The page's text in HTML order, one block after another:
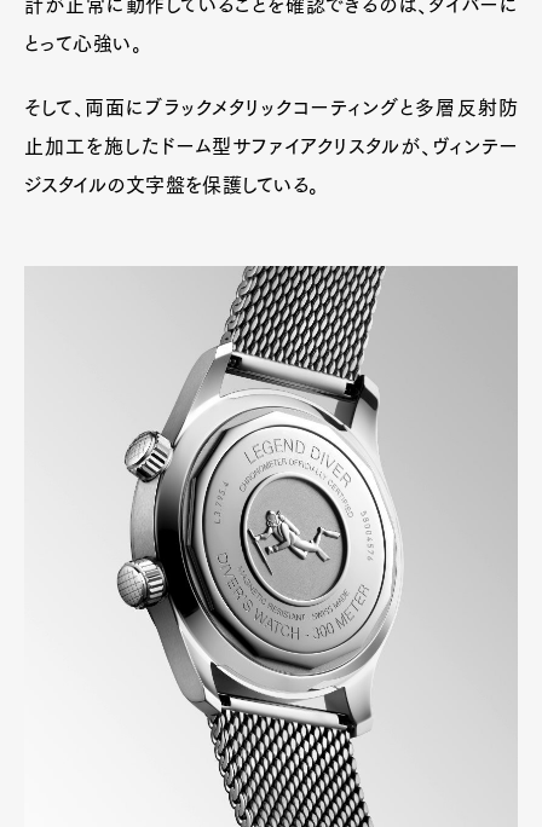
計が正常に動作していることを確認できるのは、ダイバーに
とって心強い。
そして、両面にブラックメタリックコーティングと多層反射防
止加工を施したドーム型サファイアクリスタルが、ヴィンテー
ジスタイルの文字盤を保護している。